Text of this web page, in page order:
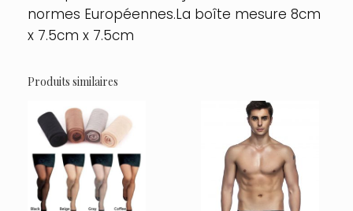
normes Européennes.La boîte mesure 8cm
x 7.5cm x 7.5cm
Produits similaires